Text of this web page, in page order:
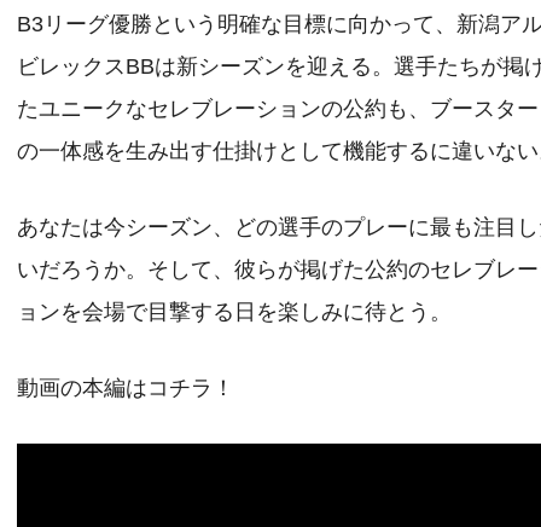
B3リーグ優勝という明確な目標に向かって、新潟ア
ビレックスBBは新シーズンを迎える。選手たちが掲
たユニークなセレブレーションの公約も、ブースタ
の一体感を生み出す仕掛けとして機能するに違いな
あなたは今シーズン、どの選手のプレーに最も注目
いだろうか。そして、彼らが掲げた公約のセレブレ
ョンを会場で目撃する日を楽しみに待とう。
動画の本編はコチラ！